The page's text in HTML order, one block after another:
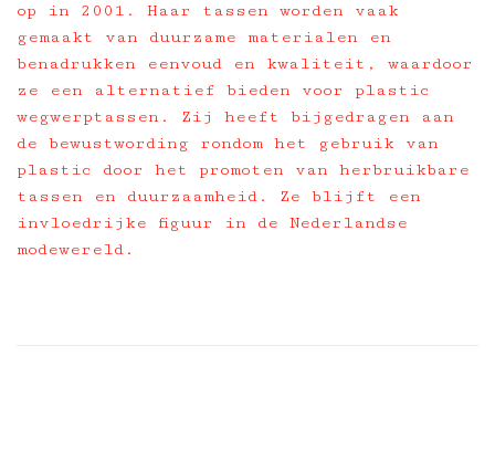
op in 2001. Haar tassen worden vaak
gemaakt van duurzame materialen en
benadrukken eenvoud en kwaliteit, waardoor
ze een alternatief bieden voor plastic
wegwerptassen. Zij heeft bijgedragen aan
de bewustwording rondom het gebruik van
plastic door het promoten van herbruikbare
tassen en duurzaamheid. Ze blijft een
invloedrijke figuur in de Nederlandse
modewereld.